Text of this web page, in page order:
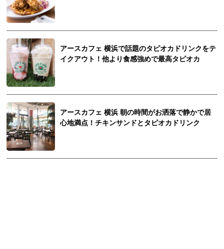
アースカフェ 横浜で話題のタピオカドリンクをテ
イクアウト！他より食感強めで最高タピオカ
アースカフェ 横浜 朝の時間がお洒落で静かで居
心地満点！チキンサンドとタピオカドリンク